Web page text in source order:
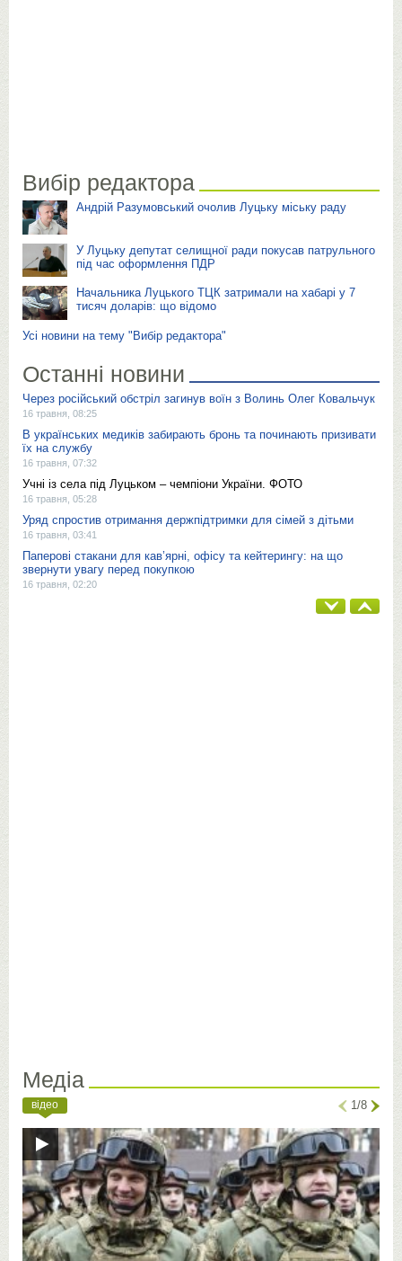
Вибір редактора
Андрій Разумовський очолив Луцьку міську раду
У Луцьку депутат селищної ради покусав патрульного
під час оформлення ПДР
Начальника Луцького ТЦК затримали на хабарі у 7
тисяч доларів: що відомо
Усі новини на тему "Вибір редактора"
Останні новини
Через російський обстріл загинув воїн з Волинь Олег Ковальчук
16 травня, 08:25
В українських медиків забирають бронь та починають призивати
їх на службу
16 травня, 07:32
Учні із села під Луцьком – чемпіони України. ФОТО
16 травня, 05:28
Уряд спростив отримання держпідтримки для сімей з дітьми
16 травня, 03:41
Паперові стакани для кав’ярні, офісу та кейтерингу: на що
звернути увагу перед покупкою
16 травня, 02:20
Медіа
відео 1/8